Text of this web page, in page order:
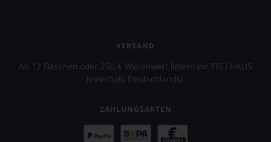
VERSAND
Ab 12 Flaschen oder 250 € Warenwert liefern wir FREI HAUS
(innerhalb Deutschlands).
ZAHLUNGSARTEN